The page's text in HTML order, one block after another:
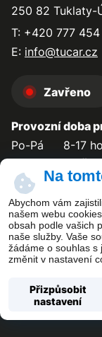
Na
Abychom vám
našem webu
obsah podle vašich
naše služby. Vaše
žádáme o souhlas s
změnit v nastavení
Přizpůsobit
nastavení
250 82 Tuklaty-
T: +420 777
E: info@tucar.cz
Zavřeno
Provozní doba
Po-Pá
8-17
So-Ne
Kontakt